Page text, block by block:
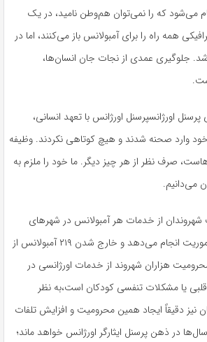
می‌شود که را نمی‌توان هم‌وطن نامید، در یک
همه راه را برای آمبولانس باز می‌کنند، اما در
جلوگیری عمدی از نجات جان انسان‌ها،
پرسنل اورژانسپرسنل اورژانس با تعهد انسانی،
وارد صحنه شدند و هیچ کوتاهی نکردند. وظیفه
صرف نظر از هر چیز دیگر. ما خود را ملزم به
می‌دانیم.
شهروندان از خدمات هر آمبولانس در شهرهای
بزرگ روزانه بین ۸ تا ۱۰ مأموریت انجام می‌دهد و خارج شدن ۲۱۹ آمبولانس از
هزاران شهروند از خدمات اورژانسی در
قلبی یا مشکلات تنفسی کودکان است،به نظر
دقیقاً ایجاد همین محرومیت و افزایش تلفات
در ذهن پرسنل ایثارگر اورژانس خواهد ماند؛